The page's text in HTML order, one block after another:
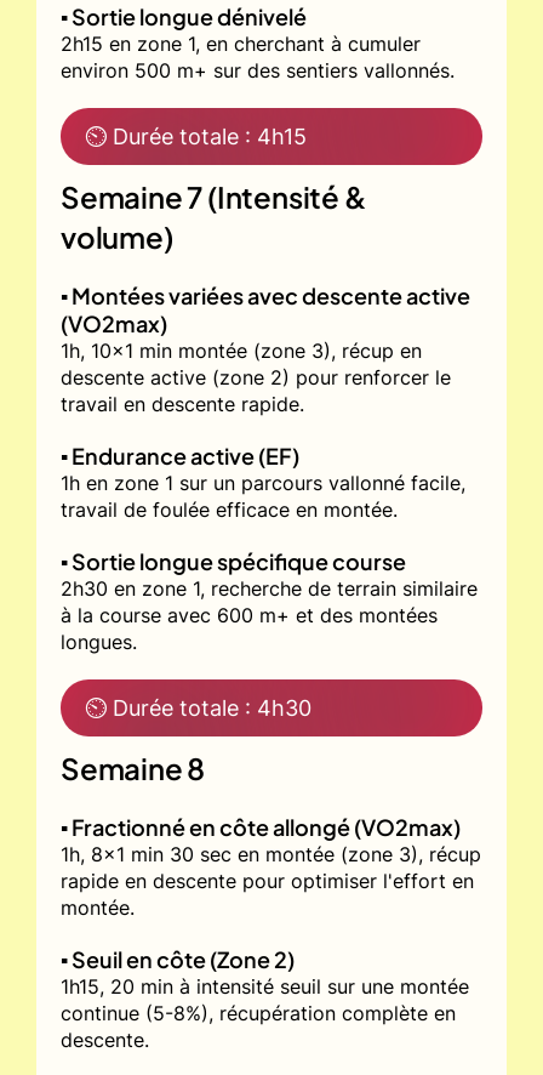
▪️ Sortie longue dénivelé
2h15 en zone 1, en cherchant à cumuler
environ 500 m+ sur des sentiers vallonnés.
⏲ Durée totale : 4h15
Semaine 7 (Intensité &
volume)
▪️ Montées variées avec descente active
(VO2max)
1h, 10x1 min montée (zone 3), récup en
descente active (zone 2) pour renforcer le
travail en descente rapide.
▪️ Endurance active (EF)
1h en zone 1 sur un parcours vallonné facile,
travail de foulée efficace en montée.
▪️ Sortie longue spécifique course
2h30 en zone 1, recherche de terrain similaire
à la course avec 600 m+ et des montées
longues.
⏲ Durée totale : 4h30
Semaine 8
▪️ Fractionné en côte allongé (VO2max)
1h, 8x1 min 30 sec en montée (zone 3), récup
rapide en descente pour optimiser l'effort en
montée.
▪️ Seuil en côte (Zone 2)
1h15, 20 min à intensité seuil sur une montée
continue (5-8%), récupération complète en
descente.